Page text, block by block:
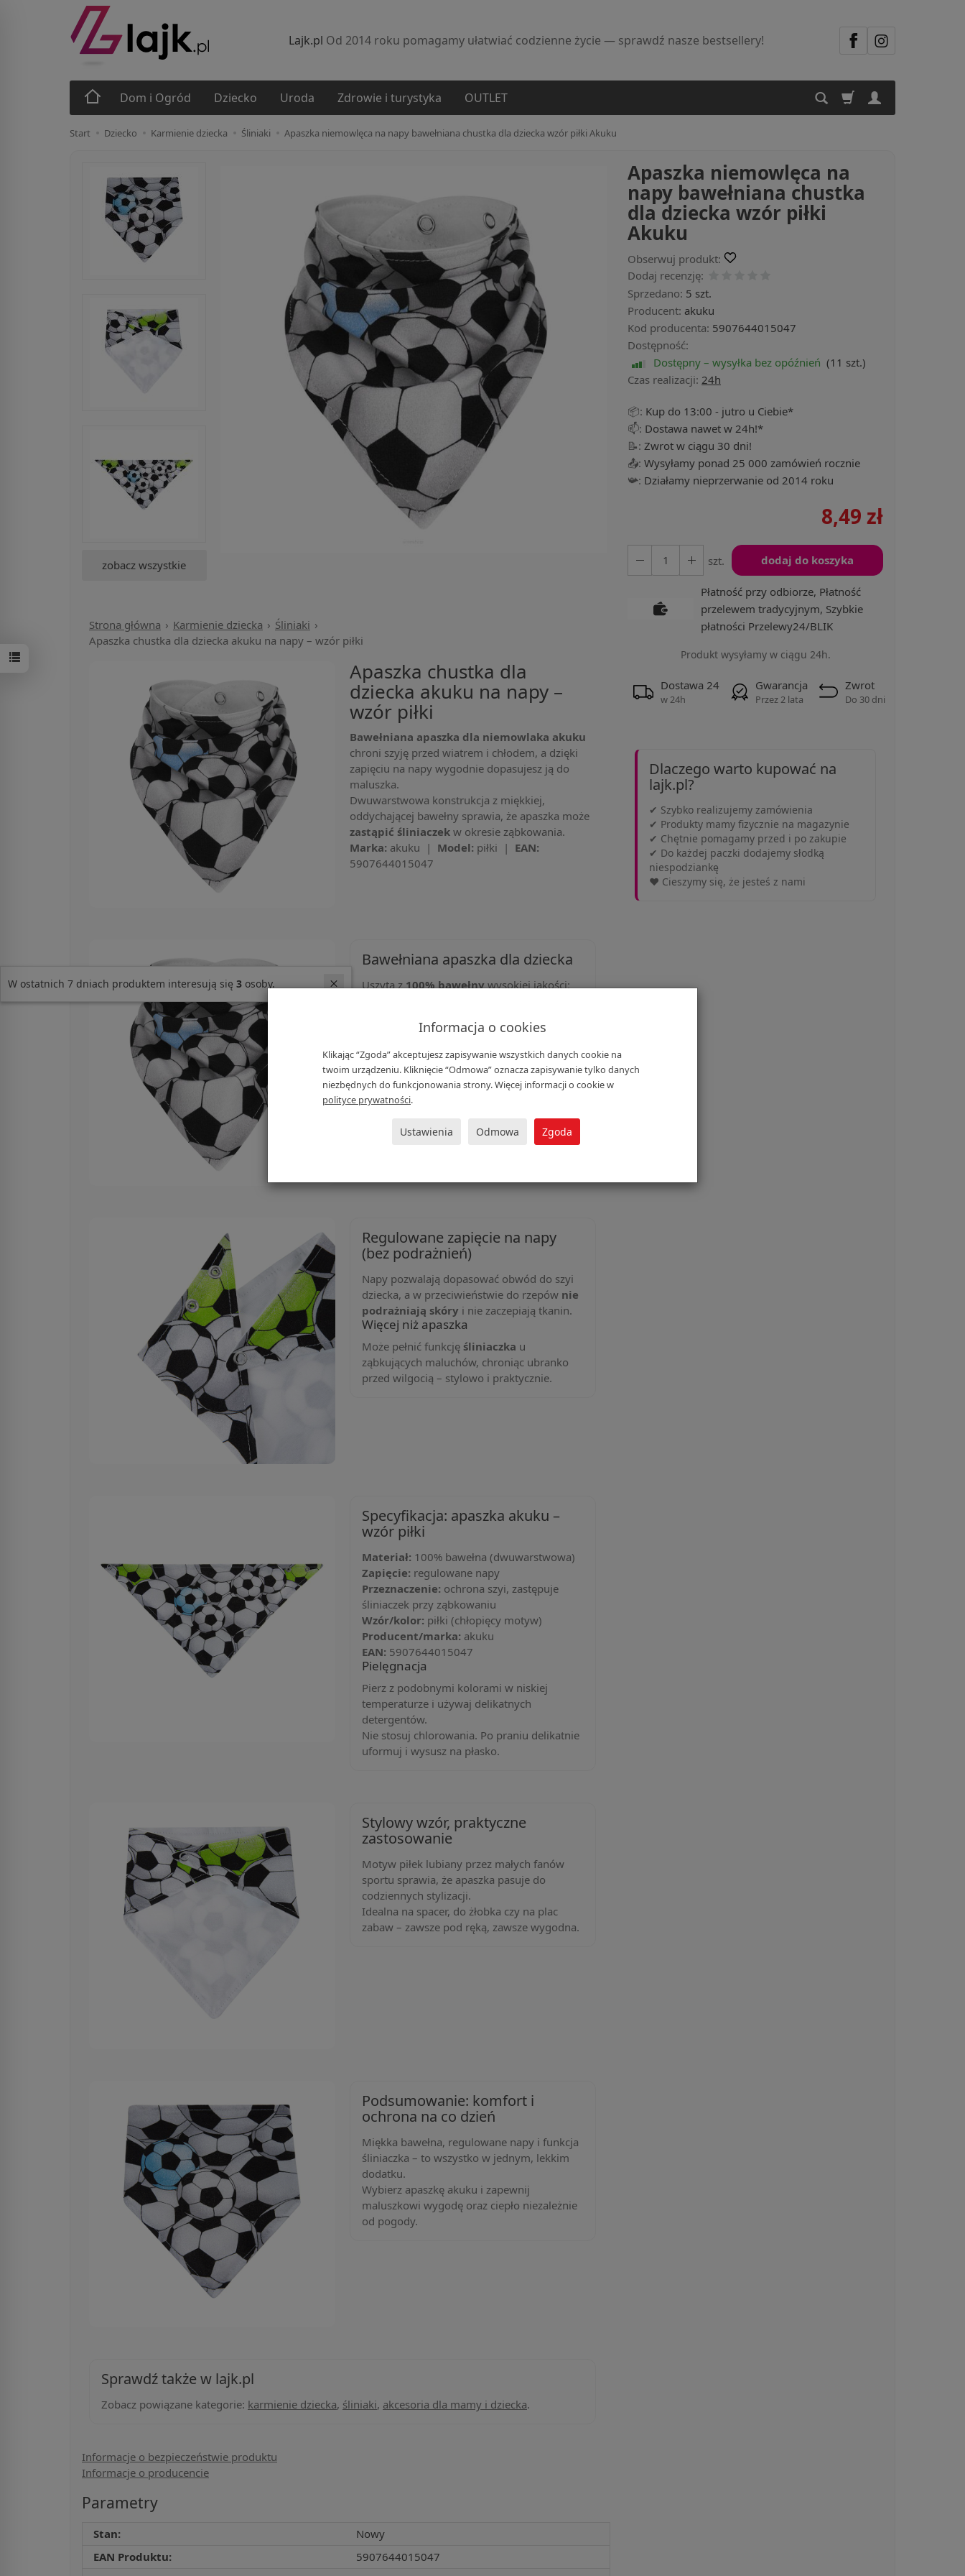
Lajk.pl Od 2014 roku pomagamy ułatwiać codzienne życie — sprawdź nasze bestsellery!
Dom i Ogród Dziecko Uroda Zdrowie i turystyka OUTLET
Start Dziecko Karmienie dziecka Śliniaki Apaszka niemowlęca na napy bawełniana chustka dla dziecka wzór piłki Akuku
zobacz wszystkie
Apaszka niemowlęca na
napy bawełniana chustka
dla dziecka wzór piłki
Akuku
Obserwuj produkt:
Dodaj recenzję:
Sprzedano: 5 szt.
Producent: akuku
Kod producenta: 5907644015047
Dostępność:
Dostępny – wysyłka bez opóźnień (11 szt.)
Czas realizacji: 24h
📦: Kup do 13:00 - jutro u Ciebie*
📫: Dostawa nawet w 24h!*
📝: Zwrot w ciągu 30 dni!
📤: Wysyłamy ponad 25 000 zamówień rocznie
📯: Działamy nieprzerwanie od 2014 roku
8,49 zł
szt. dodaj do koszyka
Płatność przy odbiorze, Płatność
przelewem tradycyjnym, Szybkie
płatności Przelewy24/BLIK
Produkt wysyłamy w ciągu 24h.
Dostawa 24
w 24h
Gwarancja
Przez 2 lata
Zwrot
Do 30 dni
Strona główna Karmienie dziecka
Śliniaki
Apaszka chustka dla dziecka akuku na napy – wzór piłki
Apaszka chustka dla
dziecka akuku na napy –
wzór piłki
Bawełniana apaszka dla niemowlaka akuku
chroni szyję przed wiatrem i chłodem, a dzięki
zapięciu na napy wygodnie dopasujesz ją do
maluszka.
Dwuwarstwowa konstrukcja z miękkiej,
oddychającej bawełny sprawia, że apaszka może
zastąpić śliniaczek w okresie ząbkowania.
Marka: akuku | Model: piłki | EAN:
5907644015047
Bawełniana apaszka dla dziecka
Uszyta z100% bawełnywysokiej jakości:
Warstwa wierzchnia ma kolorowy wzór w
piłki, a spodnia – neutralny kolor, co
zwiększa chłonność i komfort cieplny.
Codzienna wygoda
Sprawdza się przez cały rok: wiosną i
jesienią jako lekka osłona, zimą – jako
dodatkowa warstwa pod kurtką.
Regulowane zapięcie na napy
(bez podrażnień)
Napy pozwalają dopasować obwód do szyi
dziecka, a w przeciwieństwie do rzepów nie
podrażniają skóry i nie zaczepiają tkanin.
Więcej niż apaszka
Może pełnić funkcję śliniaczka u
ząbkujących maluchów, chroniąc ubranko
przed wilgocią – stylowo i praktycznie.
Specyfikacja: apaszka akuku –
wzór piłki
Materiał: 100% bawełna (dwuwarstwowa)
Zapięcie: regulowane napy
Przeznaczenie: ochrona szyi, zastępuje
śliniaczek przy ząbkowaniu
Wzór/kolor: piłki (chłopięcy motyw)
Producent/marka: akuku
EAN: 5907644015047
Pielęgnacja
Pierz z podobnymi kolorami w niskiej
temperaturze i używaj delikatnych
detergentów.
Nie stosuj chlorowania. Po praniu delikatnie
uformuj i wysusz na płasko.
Stylowy wzór, praktyczne
zastosowanie
Motyw piłek lubiany przez małych fanów
sportu sprawia, że apaszka pasuje do
codziennych stylizacji.
Idealna na spacer, do żłobka czy na plac
zabaw – zawsze pod ręką, zawsze wygodna.
Podsumowanie: komfort i
ochrona na co dzień
Miękka bawełna, regulowane napy i funkcja
śliniaczka – to wszystko w jednym, lekkim
dodatku.
Wybierz apaszkę akuku i zapewnij
maluszkowi wygodę oraz ciepło niezależnie
od pogody.
Sprawdź także w lajk.pl
Zobacz powiązane kategorie: karmienie dziecka, śliniaki, akcesoria dla mamy i dziecka.
Informacje o bezpieczeństwie produktu
Informacje o producencie
Parametry
Stan:
Nowy
EAN Produktu:
5907644015047
Dlaczego warto kupować na
lajk.pl?
✔ Szybko realizujemy zamówienia
✔ Produkty mamy fizycznie na magazynie
✔ Chętnie pomagamy przed i po zakupie
✔ Do każdej paczki dodajemy słodką
niespodziankę
❤️ Cieszymy się, że jesteś z nami
W ostatnich 7 dniach produktem interesują się 3 osoby.
Informacja o cookies
Klikając “Zgoda” akceptujesz zapisywanie wszystkich danych cookie na
twoim urządzeniu. Kliknięcie “Odmowa” oznacza zapisywanie tylko danych
niezbędnych do funkcjonowania strony. Więcej informacji o cookie w
polityce prywatności.
Ustawienia Odmowa Zgoda